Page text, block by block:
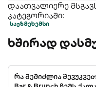
დაათვალიერე
კატეგორიაში:
საუზმეხემსი
ხშირად
რა შემიძლია